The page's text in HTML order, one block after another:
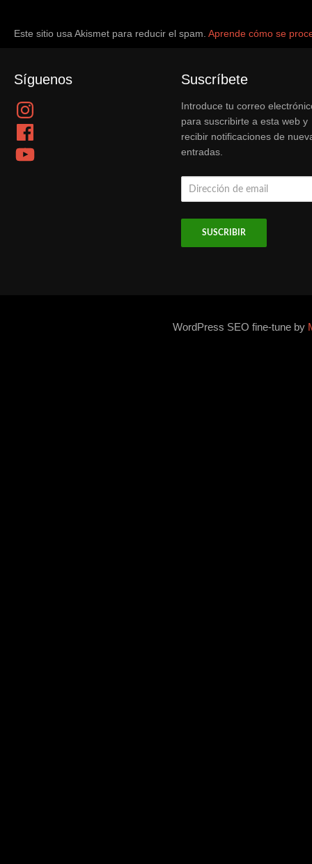
Este sitio usa Akismet para reducir el spam. Aprende cómo se
Síguenos
Instagram
Facebook
YouTube
Suscríbete
Introduce tu correo
para suscribirte a esta web y
recibir notificaciones de
entradas.
Dirección
WordPress SEO fine-tune by